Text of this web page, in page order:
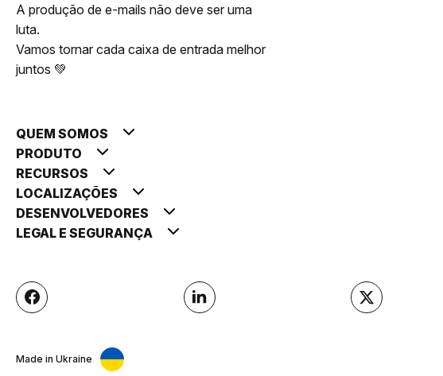
A produção de e-mails não deve ser uma
luta.
Vamos tornar cada caixa de entrada melhor
juntos 💚
QUEM SOMOS
PRODUTO
RECURSOS
LOCALIZAÇÕES
DESENVOLVEDORES
LEGAL E SEGURANÇA
Made in Ukraine